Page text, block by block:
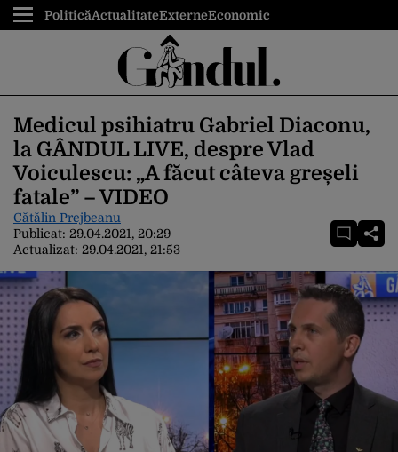
PoliticăActualitateExterneEconomic
Medicul psihiatru Gabriel Diaconu,
la GÂNDUL LIVE, despre Vlad
Voiculescu: „A făcut câteva greșeli
fatale” – VIDEO
Cătălin Prejbeanu
Publicat: 29.04.2021, 20:29
Actualizat: 29.04.2021, 21:53